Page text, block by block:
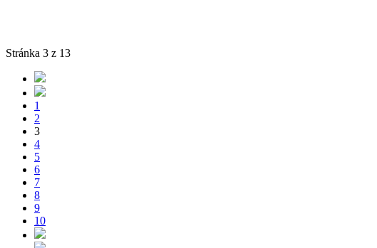
Stránka 3 z 13
1
2
3
4
5
6
7
8
9
10